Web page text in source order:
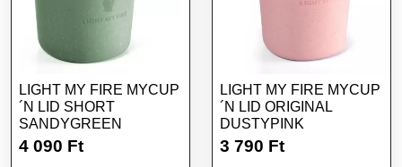
LIGHT MY FIRE MYCUP
´N LID SHORT
SANDYGREEN
4 090 Ft
LIGHT MY FIRE MYCUP
´N LID ORIGINAL
DUSTYPINK
3 790 Ft